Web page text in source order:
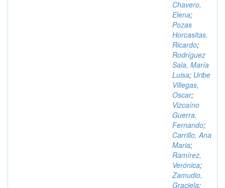
Chavero,
Elena;
Pozas
Horcasitas,
Ricardo;
Rodríguez
Sala, María
Luisa; Uribe
Villegas,
Oscar;
Vizcaíno
Guerra,
Fernando;
Carrillo, Ana
Maria;
Ramírez,
Verónica;
Zamudio,
Graciela;